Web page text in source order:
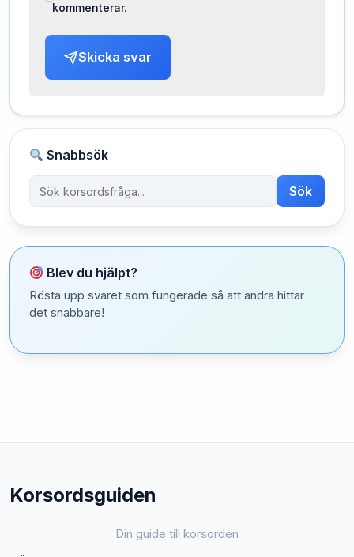
kommenterar.
Skicka svar
Snabbsök
Sök
Blev du hjälpt?
Rösta upp svaret som fungerade så att andra hittar
det snabbare!
Korsordsguiden
Din guide till korsorden